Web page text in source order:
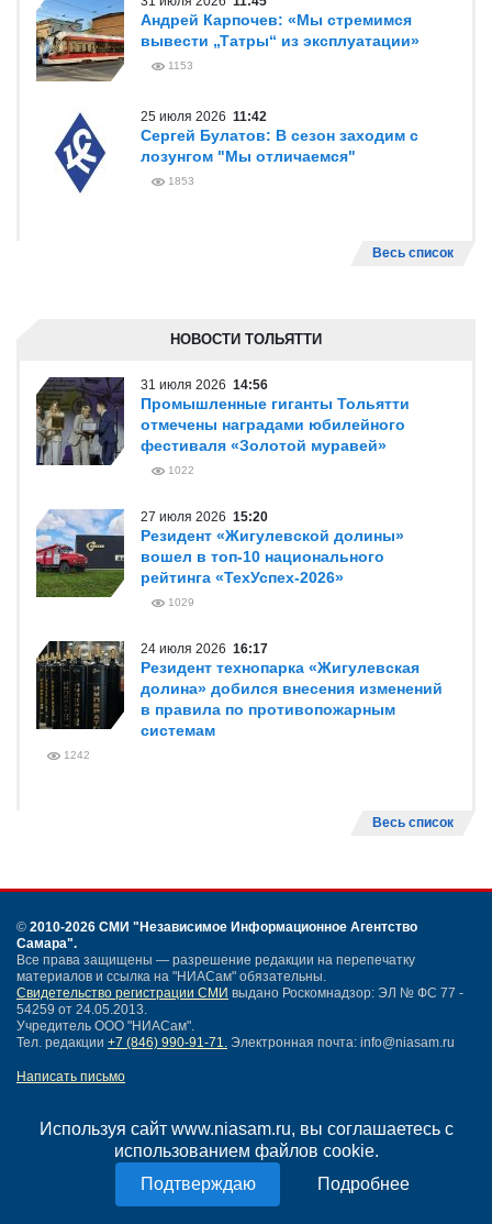
Используя сайт www.niasam.ru, вы соглашаетесь с
использованием файлов cookie.
Подробнее
Андрей Карпочев: «Мы стремимся
вывести „Татры“ из эксплуатации»
1153
25 июля 2026 11:42
Сергей Булатов: В сезон заходим с
лозунгом "Мы отличаемся"
1853
Весь список
НОВОСТИ ТОЛЬЯТТИ
31 июля 2026 14:56
Промышленные гиганты Тольятти
отмечены наградами юбилейного
фестиваля «Золотой муравей»
1022
27 июля 2026 15:20
Резидент «Жигулевской долины»
вошел в топ-10 национального
рейтинга «ТехУспех-2026»
1029
24 июля 2026 16:17
Резидент технопарка «Жигулевская
долина» добился внесения изменений
в правила по противопожарным
системам
1242
Весь список
© 2010-2026 СМИ "Независимое Информационное Агентство
Самара".
Все права защищены — разрешение редакции на перепечатку
материалов и ссылка на "НИАСам" обязательны.
Свидетельство регистрации СМИ выдано Роскомнадзор: ЭЛ № ФС 77 -
54259 от 24.05.2013.
Учредитель ООО "НИАСам".
Тел. редакции +7 (846) 990-91-71. Электронная почта: info@niasam.ru
Написать письмо
Нашли ошибку?
Политика конфиденциальности
Согласие на обработку персональных данных